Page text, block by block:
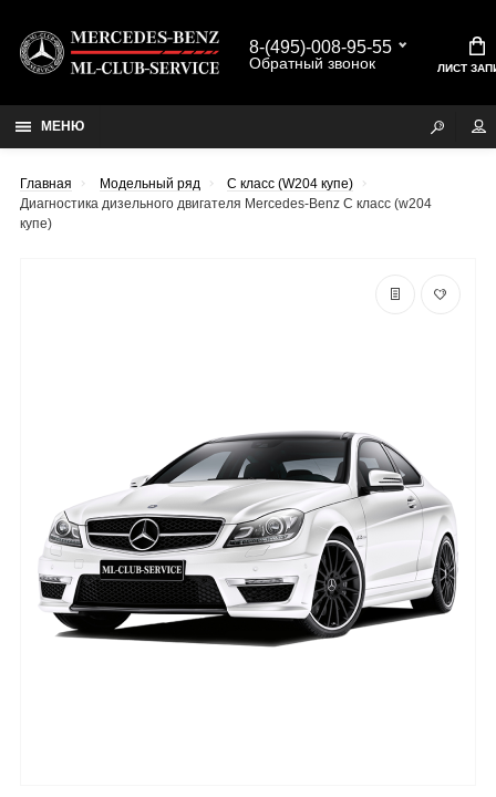
8-(495)-008-95-55
Обратный звонок ЛИСТ
МЕНЮ
Главная Модельный ряд
C класс (W204 купе)
Диагностика дизельного двигателя Mercedes-Benz C класс (w204
купе)